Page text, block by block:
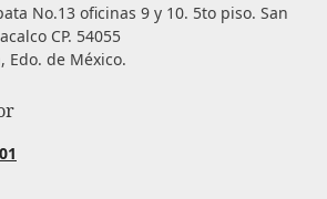
No.13 oficinas 9 y 10. 5to piso. San
CP. 54055
Edo. de México.